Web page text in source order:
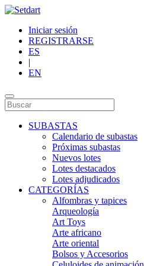
Iniciar sesión
REGISTRARSE
ES
|
EN
SUBASTAS
Calendario de subastas
Próximas subastas
Nuevos lotes
Lotes destacados
Lotes adjudicados
CATEGORÍAS
Alfombras y tapices
Arqueología
Art Toys
Arte africano
Arte oriental
Bolsos y Accesorios